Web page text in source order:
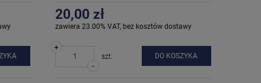
20,00 zł
zawiera 23.00% VAT, bez kosztów dostawy
-
+
szt. DO KOSZYKA